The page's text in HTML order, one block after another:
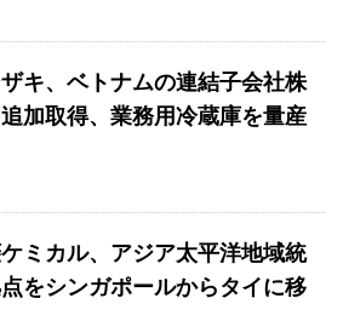
キ、ベトナムの連結子会社株
加取得、業務用冷蔵庫を量産
ミカル、アジア太平洋地域統
をシンガポールからタイに移